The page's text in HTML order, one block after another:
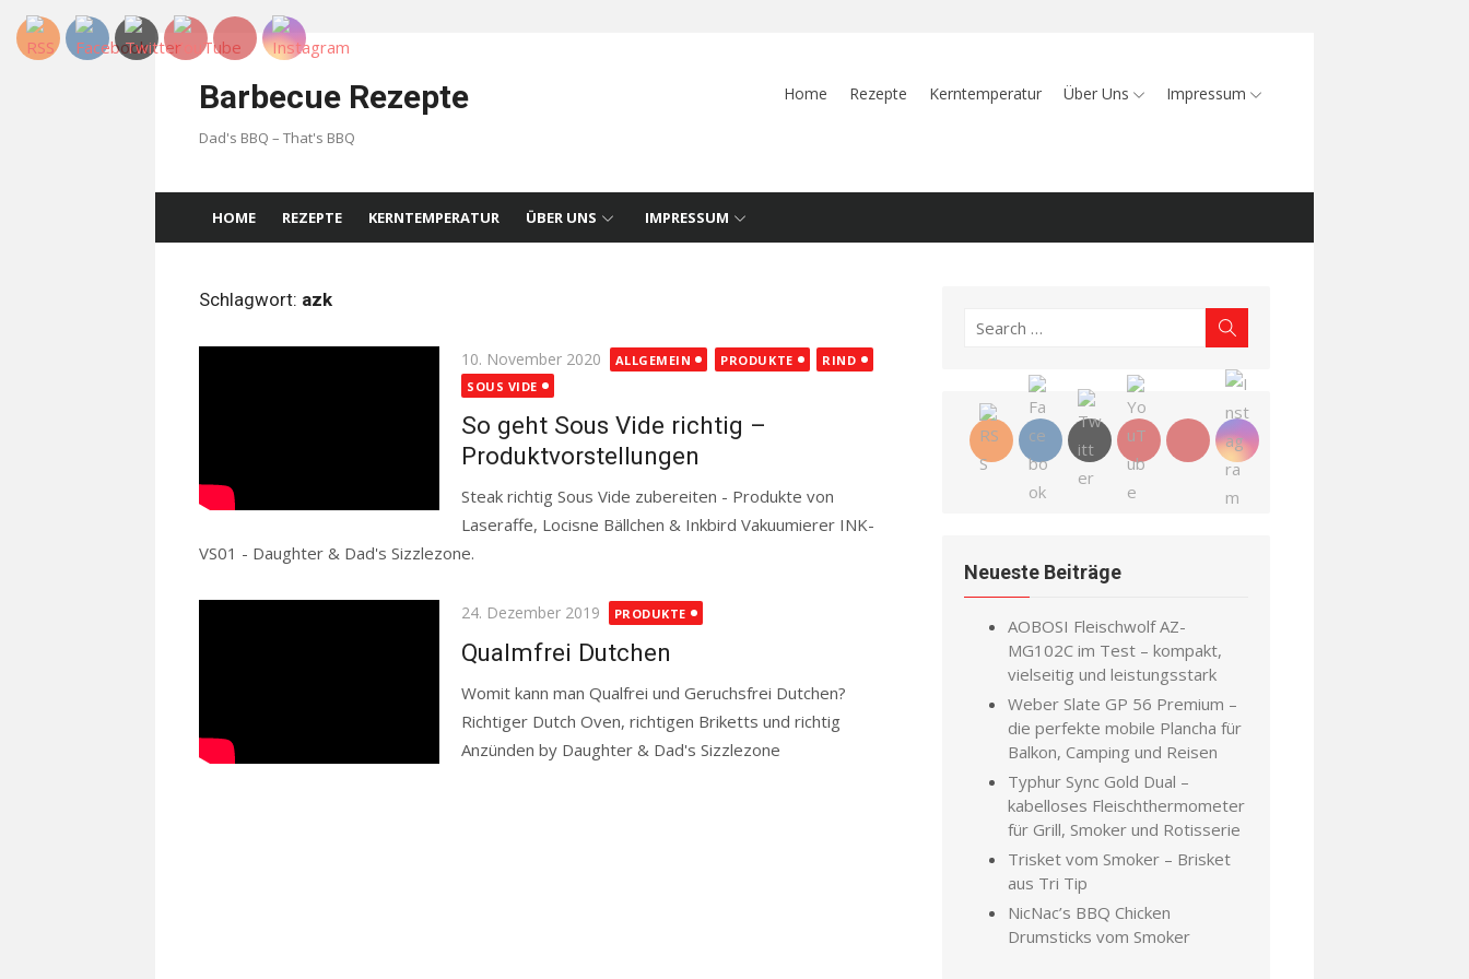
Skip
Barbecue Rezepte
Dad's BBQ – That's BBQ
Home Rezepte Kerntemperatur Über Uns Impressum
HOME REZEPTE KERNTEMPERATUR ÜBER UNS IMPRESSUM
Schlagwort: azk
Posted
on
10. November 2020 ALLGEMEIN PRODUKTE
RIND
SOUS VIDE
So geht Sous Vide richtig –
Produktvorstellungen
Steak richtig Sous Vide zubereiten - Produkte von
Laseraffe, Locisne Bällchen & Inkbird Vakuumierer INK-
VS01 - Daughter & Dad's Sizzlezone.
Posted
24. Dezember 2019 PRODUKTE
Qualmfrei Dutchen
Womit kann man Qualfrei und Geruchsfrei Dutchen?
Richtiger Dutch Oven, richtigen Briketts und richtig
Anzünden by Daughter & Dad's Sizzlezone
Search
Neueste Beiträge
AOBOSI Fleischwolf AZ-
MG102C im Test – kompakt,
vielseitig und leistungsstark
Weber Slate GP 56 Premium –
die perfekte mobile Plancha für
Balkon, Camping und Reisen
Typhur Sync Gold Dual –
kabelloses Fleischthermometer
für Grill, Smoker und Rotisserie
Trisket vom Smoker – Brisket
aus Tri Tip
NicNac’s BBQ Chicken
Drumsticks vom Smoker